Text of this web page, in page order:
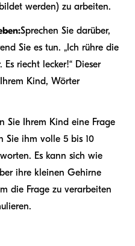
werden) zu arbeiten.
Sprechen Sie darüber,
Sie es tun. „Ich rühre die
Es riecht lecker!“ Dieser
Kind, Wörter
Sie Ihrem Kind eine Frage
Sie ihm volle 5 bis 10
Es kann sich wie
ihre kleinen Gehirne
die Frage zu verarbeiten